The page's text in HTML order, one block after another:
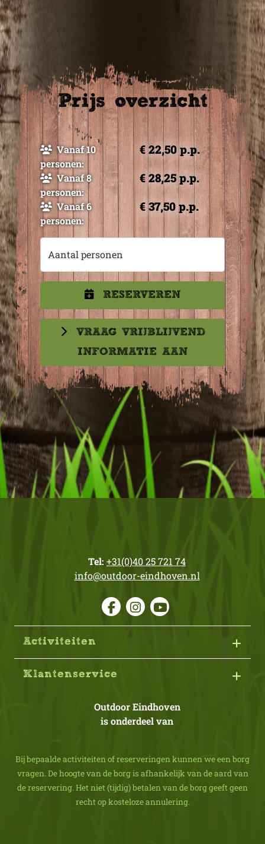
Prijs overzicht
Vanaf 10
personen:
€ 22,50 p.p.
Vanaf 8
personen:
€ 28,25 p.p.
Vanaf 6
personen:
€ 37,50 p.p.
Aantal personen
RESERVEREN
VRAAG VRIJBLIJVEND
INFORMATIE AAN
Tel: +31(0)40 25 721 74
info@outdoor-eindhoven.nl
Activiteiten
Klantenservice
Outdoor Eindhoven
is onderdeel van
Bij bepaalde activiteiten of reserveringen kunnen we een borg
vragen. De hoogte van de borg is afhankelijk van de aard van
de reservering. Het niet (tijdig) betalen van de borg geeft geen
recht op kosteloze annulering.